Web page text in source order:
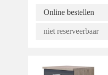
Online bestellen
niet reserveerbaar